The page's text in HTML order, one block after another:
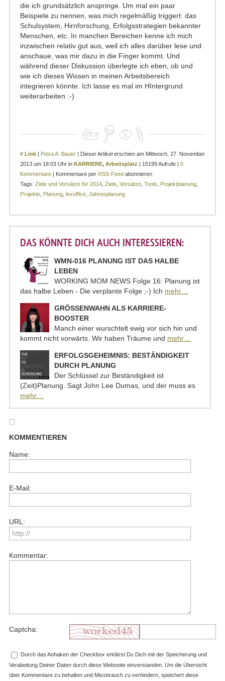
die ich grundsätzlich anspringe. Um mal ein paar
Beispiele zu nennen, was mich regelmäßig triggert: das
Schulsystem, Hirnforschung, Erfolgsstrategien bekannter
Menschen, etc. In manchen Bereichen kenne ich mich
inzwischen relativ gut aus, weil ich alles darüber lese und
anschaue, was mir dazu in die Finger kommt. Und
während dieser Diskussion überlegte ich eben, ob und
wie ich dieses Wissen in meinen Arbeitsbereich
integrieren könnte. Ich lasse es mal im HIntergrund
weiterarbeiten :-)
# Link | Petra A. Bauer | Dieser Artikel erschien am Mittwoch, 27. November
2013 um 18:03 Uhr in KARRIERE, Arbeitsplatz | 15199 Aufrufe | 0
Kommentare | Kommentare per RSS-Feed abonnieren
Tags: Ziele und Vorsätze für 2014 Ziele Vorsätze Tools Projektplanung
Projekte Planung lexoffice Jahresplanung
DAS KÖNNTE DICH AUCH INTERESSIEREN:
WMN-016 PLANUNG IST DAS HALBE
LEBEN
WORKING MOM NEWS Folge 16: Planung ist
das halbe Leben - Die verplante Folge ;-) Ich mehr…
GRÖSSENWAHN ALS KARRIERE-B
OOSTER
Manch einer wurschtelt ewig vor sich hin und
kommt nicht vorwärts. Wir haben Träume und mehr…
ERFOLGSGEHEIMNIS: BESTÄNDIGKEIT
DURCH PLANUNG
Der Schlüssel zur Beständigkeit ist
(Zeit)Planung. Sagt John Lee Dumas, und der muss es
mehr…
KOMMENTIEREN
Name:
E-Mail:
URL:
Kommentar:
Captcha:
Durch das Anhaken der Checkbox erklärst Du Dich mit der Speicherung und
Verabeitung Deiner Daten durch diese Webseite einverstanden. Um die Übersicht
über Kommentare zu behalten und Missbrauch zu verhindern, speichert diese